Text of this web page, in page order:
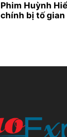
Phim Huỳnh
chính bị tố gian